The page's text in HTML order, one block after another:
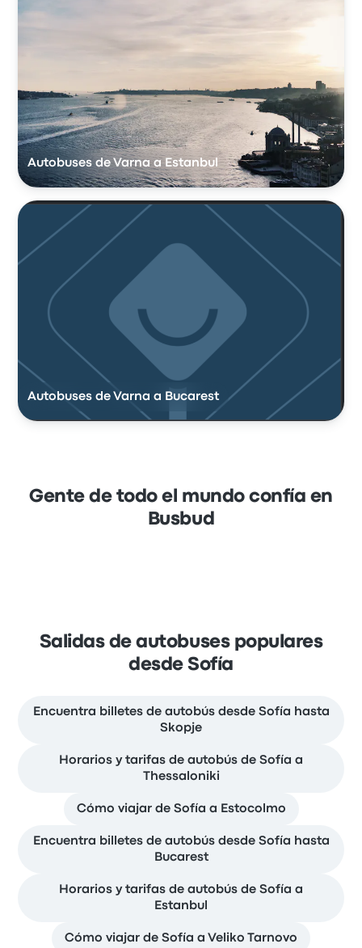
Autobuses de Varna a Estanbul
Autobuses de Varna a Bucarest
Gente de todo el mundo confía en
Busbud
Salidas de autobuses populares
desde Sofía
Encuentra billetes de autobús desde Sofía hasta
Skopje
Horarios y tarifas de autobús de Sofía a
Thessaloniki
Cómo viajar de Sofía a Estocolmo
Encuentra billetes de autobús desde Sofía hasta
Bucarest
Horarios y tarifas de autobús de Sofía a
Estanbul
Cómo viajar de Sofía a Veliko Tarnovo